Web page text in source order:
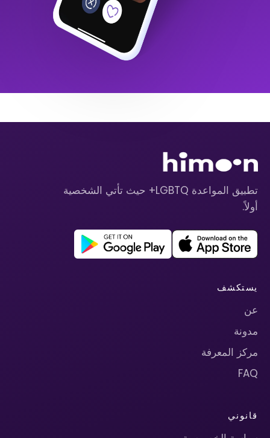
تطبيق المواعدة LGBTQ+ حيث تأتي الشخصية
أولاً.
يستكشف
عن
مدونة
مركز المعرفة
FAQ
قانوني